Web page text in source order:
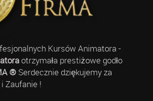
Kursów Animatora -
otrzymała prestiżowe godło
®Serdecznie dziękujemy za
Zaufanie !